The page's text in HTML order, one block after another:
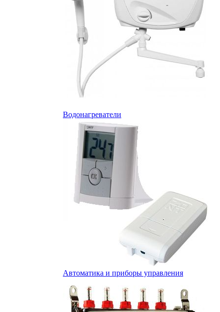
Водонагреватели
Автоматика и приборы управления